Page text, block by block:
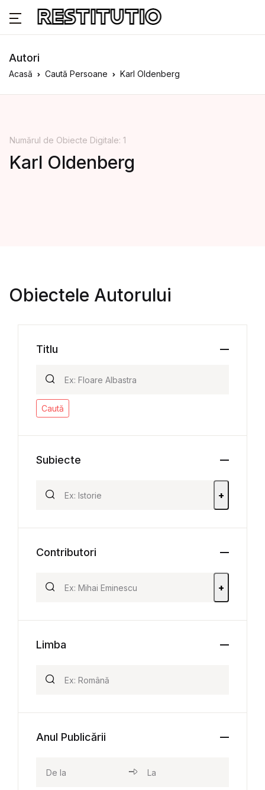
Autori
Acasă Caută Persoane Karl Oldenberg
Numărul de Obiecte Digitale: 1
Karl Oldenberg
Obiectele Autorului
Titlu
Caută
Subiecte
+
Contributori
+
Limba
Anul Publicării